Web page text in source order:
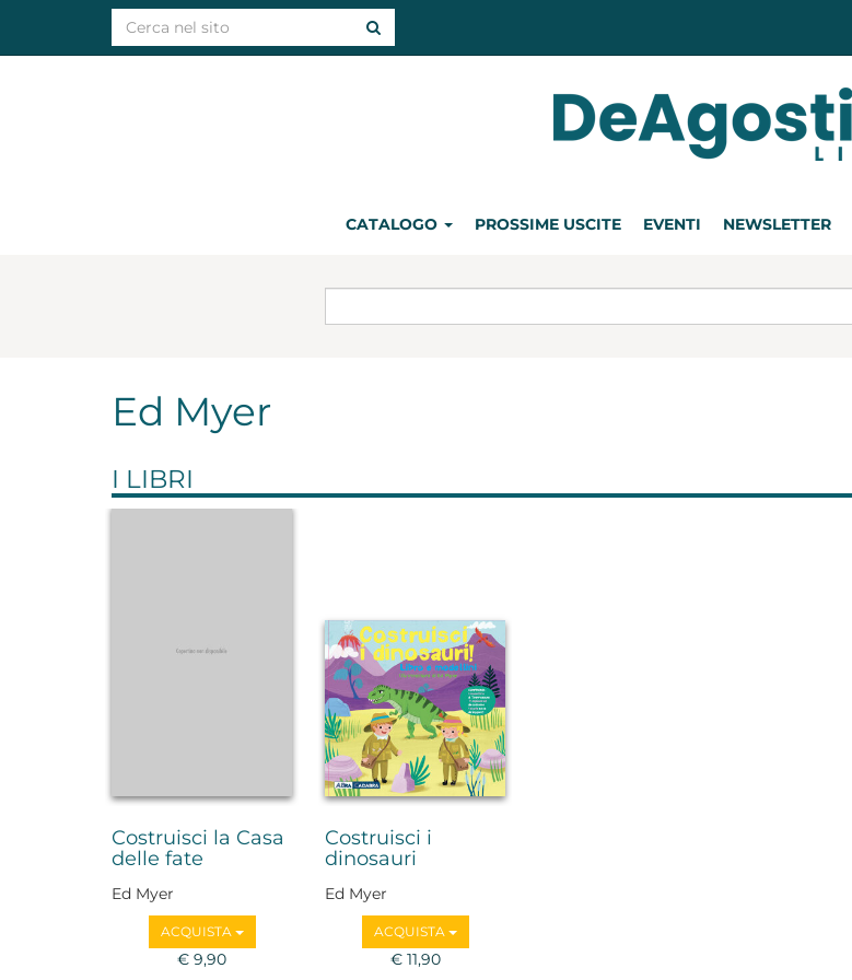
CATALOGO PROSSIME USCITE EVENTI NEWSLETTER
Ed Myer
I LIBRI
Costruisci la Casa
delle fate
Ed Myer
ACQUISTA
€ 9,90
Costruisci i
dinosauri
Ed Myer
ACQUISTA
€ 11,90